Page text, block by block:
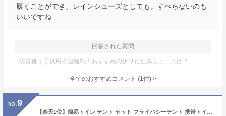
履くことができ、レインシューズとしても。すべらないのも
いいですね
回答された質問
防災靴｜子供用の避難靴！おすすめの折りたたみシューズは？
全てのおすすめコメント (1件) >
no. 9
【楽天1位】簡易トイレ テント セット プライバシーテント 携帯トイレ 非常用 災害用 凝固剤 防災|常備 ポップアップテント ポータブルトイレ 処理袋付き プライベートテント トイレ 折りたたみ キャンプ 車中泊 着替えテント 避難用 地震 蓋付